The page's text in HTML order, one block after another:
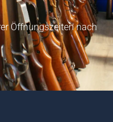
Öffnungszeiten nach